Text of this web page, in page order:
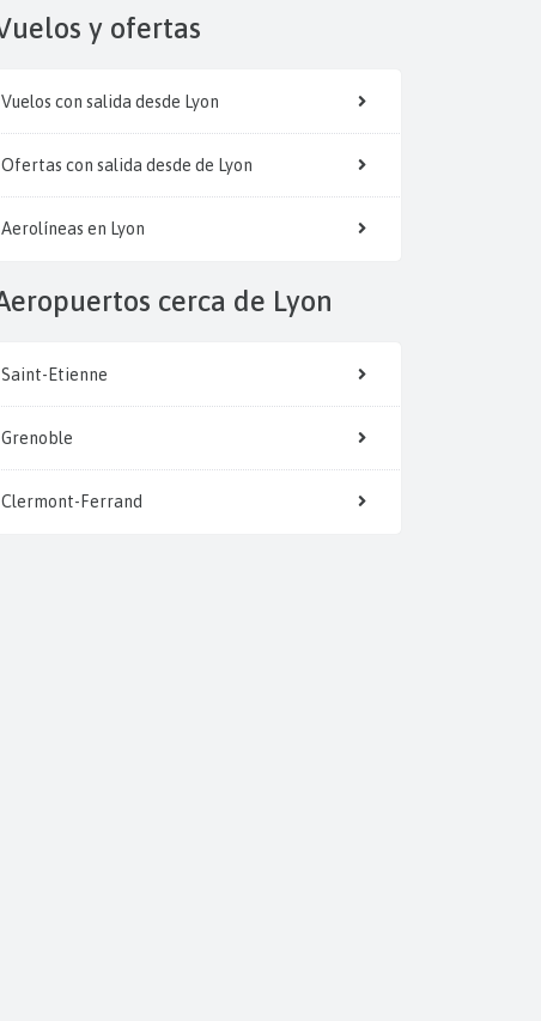
Vuelos y ofertas
Vuelos con salida desde Lyon
Ofertas con salida desde de Lyon
Aerolíneas en Lyon
Aeropuertos cerca de Lyon
Saint-Etienne
Grenoble
Clermont-Ferrand